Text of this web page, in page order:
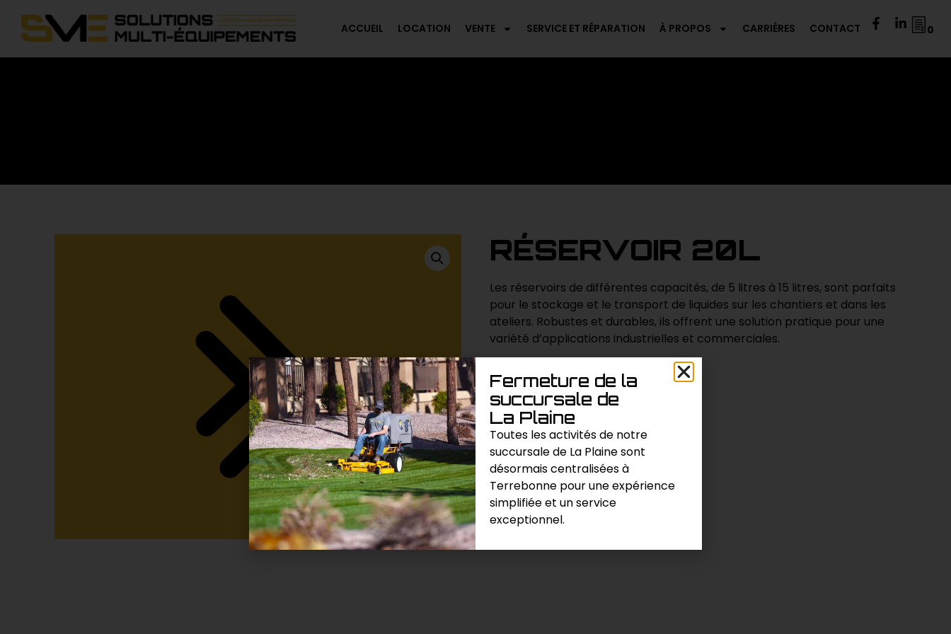
0
ACCUEIL LOCATION VENTE SERVICE ET RÉPARATION À PROPOS CARRIÈRES CONTACT
RÉSERVOIR 20L
Les réservoirs de différentes capacités, de 5 litres à 15 litres, sont parfaits
pour le stockage et le transport de liquides sur les chantiers et dans les
ateliers. Robustes et durables, ils offrent une solution pratique pour une
variété d’applications industrielles et commerciales.
Demande de prix
Catégories : Autres,Divers / Variés
Fermeture de la
succursale de
La Plaine
Toutes les activités de notre
succursale de La Plaine sont
désormais centralisées à
Terrebonne pour une expérience
simplifiée et un service
exceptionnel.